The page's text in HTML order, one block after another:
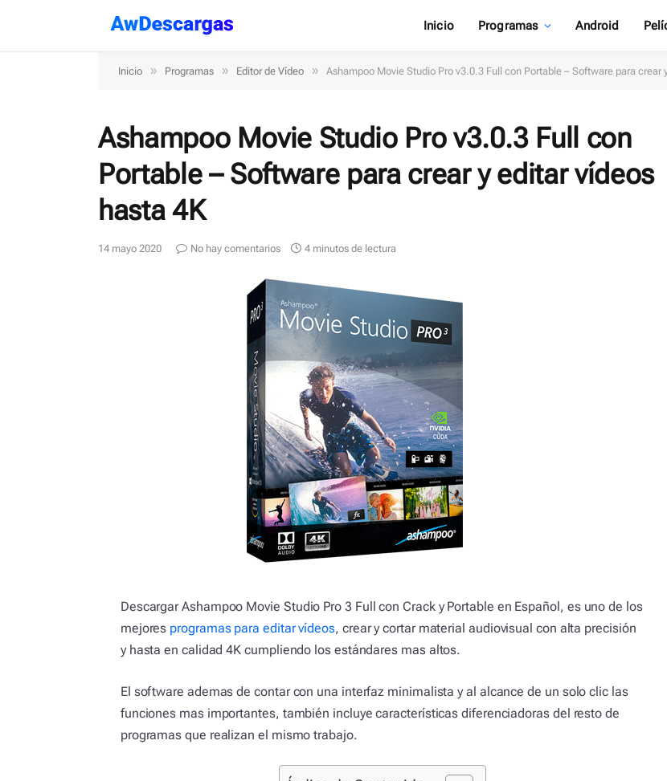
Inicio Programas Android
Inicio » Programas » Editor de Vídeo » Ashampoo Movie Studio Pro v3.0.3 Full con Portable – Software para crear
Ashampoo Movie Studio Pro v3.0.3 Full con
Portable – Software para crear y editar vídeos
hasta 4K
14 mayo 2020 No hay comentarios 4 minutos de lectura
Descargar Ashampoo Movie Studio Pro 3 Full con Crack y Portable en Español, es uno de los
mejores programas para editar vídeos, crear y cortar material audiovisual con alta precisión
y hasta en calidad 4K cumpliendo los estándares mas altos.
El software ademas de contar con una interfaz minimalista y al alcance de un solo clic las
funciones mas importantes, también incluye características diferenciadoras del resto de
programas que realizan el mismo trabajo.